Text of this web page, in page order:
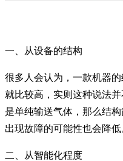
一、从设备的结构
很多人会认为，一款机器
就比较高，实则这种说法
是单纯输送气体，那么结
出现故障的可能性也会降低
二、从智能化程度